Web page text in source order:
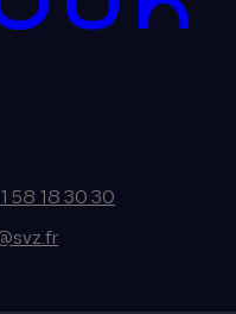
58 18 30 30